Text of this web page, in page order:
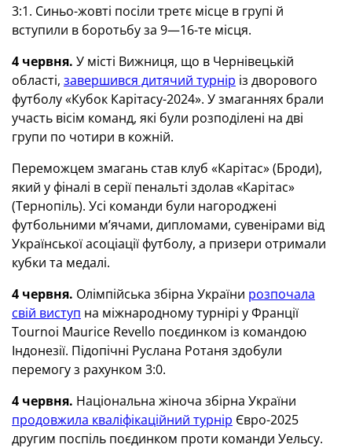
3:1. Синьо-жовті посіли третє місце в групі й
вступили в боротьбу за 9—16-те місця.
4 червня. У місті Вижниця, що в Чернівецькій
області, завершився дитячий турнір із дворового
футболу «Кубок Карітасу-2024». У змаганнях брали
участь вісім команд, які були розподілені на дві
групи по чотири в кожній.
Переможцем змагань став клуб «Карітас» (Броди),
який у фіналі в серії пенальті здолав «Карітас»
(Тернопіль). Усі команди були нагороджені
футбольними м’ячами, дипломами, сувенірами від
Української асоціації футболу, а призери отримали
кубки та медалі.
4 червня. Олімпійська збірна України розпочала
свій виступ на міжнародному турнірі у Франції
Tournoi Maurice Revello поєдинком із командою
Індонезії. Підопічні Руслана Ротаня здобули
перемогу з рахунком 3:0.
4 червня. Національна жіноча збірна України
продовжила кваліфікаційний турнір Євро-2025
другим поспіль поєдинком проти команди Уельсу.